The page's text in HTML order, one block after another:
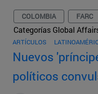
COLOMBIA FARC
Categorías Global
ARTÍCULOS
Nuevos
políticos